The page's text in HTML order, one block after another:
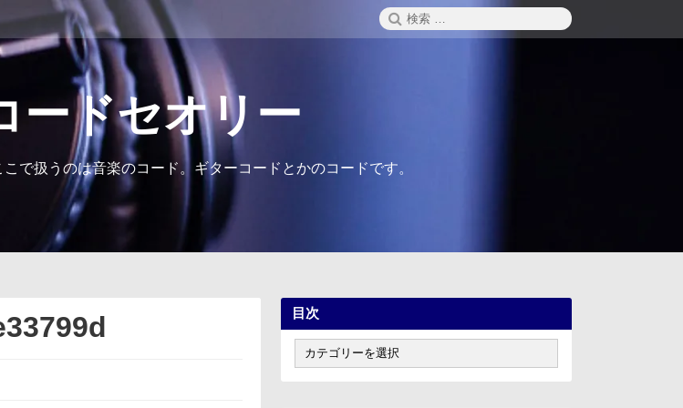
検
索:
ードセオリー
で扱うのは音楽のコード。ギターコードとかのコードです。
目次
次